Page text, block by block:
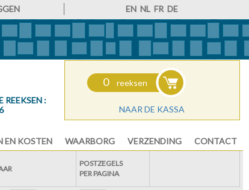
EN NL FR DE
REEKSEN :
0 reeksen
NAAR DE KASSA
EN KOSTEN WAARBORG VERZENDING CONTACT
POSTZEGELS
PER PAGINA